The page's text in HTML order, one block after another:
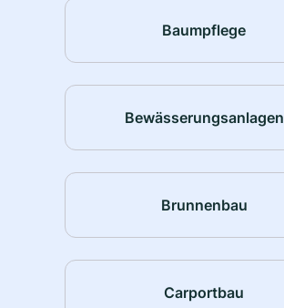
Baumpflege
Bewässerungsanlagen
Brunnenbau
Carportbau